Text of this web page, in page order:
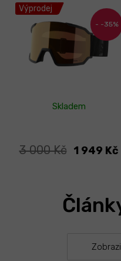
Výprodej
-35%
Skladem
3 000 Kč 1 949 Kč